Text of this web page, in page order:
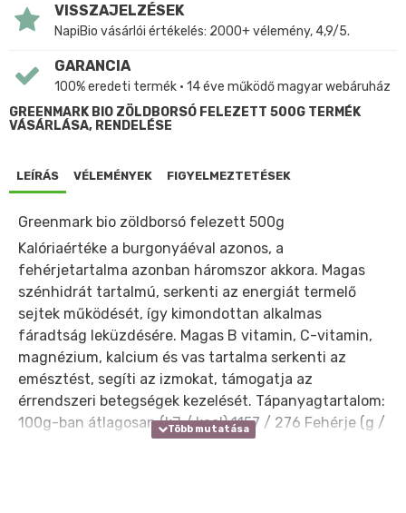
VISSZAJELZÉSEK
NapiBio vásárlói értékelés: 2000+ vélemény, 4,9/5.
GARANCIA
100% eredeti termék • 14 éve működő magyar webáruház
GREENMARK BIO ZÖLDBORSÓ FELEZETT 500G TERMÉK
VÁSÁRLÁSA, RENDELÉSE
LEÍRÁS VÉLEMÉNYEK FIGYELMEZTETÉSEK
Greenmark bio zöldborsó felezett 500g
Kalóriaértéke a burgonyáéval azonos, a
fehérjetartalma azonban háromszor akkora. Magas
szénhidrát tartalmú, serkenti az energiát termelő
sejtek működését, így kimondottan alkalmas
fáradtság leküzdésére. Magas B vitamin, C-vitamin,
magnézium, kalcium és vas tartalma serkenti az
emésztést, segíti az izmokat, támogatja az
érrendszeri betegségek kezelését. Tápanyagtartalom:
100g-ban átlagosan (kJ / kcal) 1157 / 276 Fehérje (g /
100 g) 22,9 Szénhidrát (g / 100 g) 41,22 Ebből cukor (g